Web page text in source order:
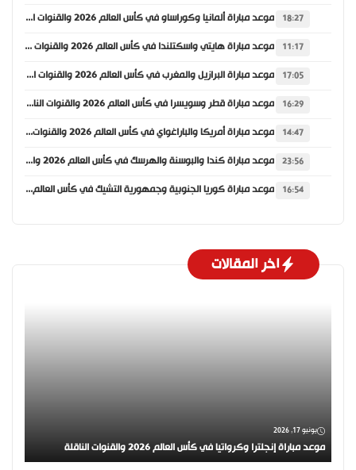
18:27 موعد مباراة ألمانيا وكوراساو في كأس العالم 2026 والقنوات الناقلة
11:17 موعد مباراة هايتي واسكتلندا في كأس العالم 2026 والقنوات الناقلة
17:05 موعد مباراة البرازيل والمغرب في كأس العالم 2026 والقنوات الناقلة
16:29 موعد مباراة قطر وسويسرا في كأس العالم 2026 والقنوات الناقلة
14:47 موعد مباراة أمريكا والباراغواي في كأس العالم 2026 والقنوات الناقلة
23:56 موعد مباراة كندا والبوسنة والهرسك في كأس العالم 2026 والقنوات الناقلة
16:54 موعد مباراة كوريا الجنوبية وجمهورية التشيك في كأس العالم 2026 والقنوات الناقلة
اخر المقالات
يونيو 17, 2026
موعد مباراة إنجلترا وكرواتيا في كأس العالم 2026 والقنوات الناقلة